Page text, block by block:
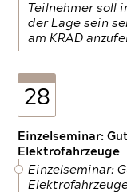
Teilnehmer soll
der Lage sein
am KRAD
28
Einzelseminar:
Elektrofahrzeuge
Einzelseminar: